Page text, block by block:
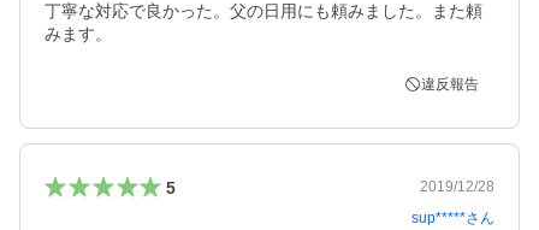
丁寧な対応で良かった。父の日用にも頼みました。また頼
みます。
違反報告
5
2019/12/28
sup*****さん